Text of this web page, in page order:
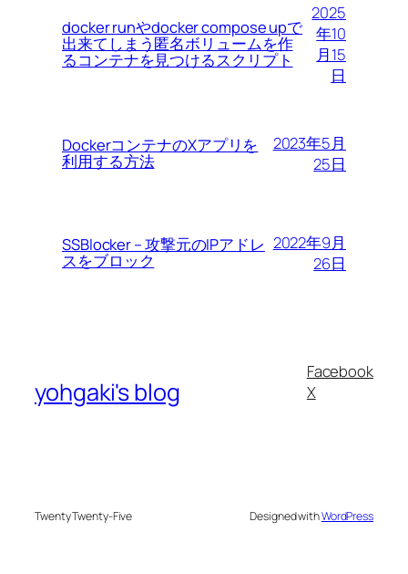
docker runやdocker compose upで
出来てしまう匿名ボリュームを作
るコンテナを見つけるスクリプト
2025
年10
月15
日
DockerコンテナのXアプリを
利用する方法
2023年5月
25日
SSBlocker – 攻撃元のIPアドレ
スをブロック
2022年9月
26日
yohgaki's blog
Facebook
X
Twenty Twenty-Five Designed withWordPress